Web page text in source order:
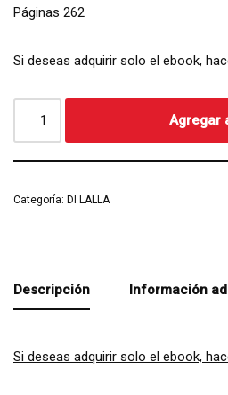
Páginas 262
Si deseas adquirir solo el ebook,
Agregar
Categoría: DI LALLA
Descripción Información
Si deseas adquirir solo el ebook,